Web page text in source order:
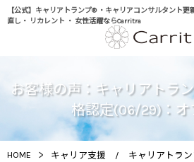
【公式】キャリアトランプ® ・キャリアコンサルタント更
直し・ リカレント ・ 女性活躍ならCarritra
お客様の声：キャリアトラ
格認定(06/29)：オ
HOME > キャリア支援 / キャリアトラン